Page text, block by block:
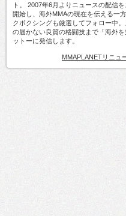
ト。 2007年6月よりニュースの配信
開始し、海外MMAの現在を伝える一
クボクシングも厳選してフォロー中
の届かない良質の格闘技まで「海外
ットーに発信します。
MMAPLANETリニュ